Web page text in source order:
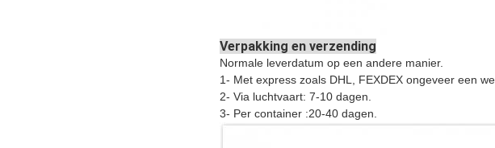
Verpakking en verzending
Normale leverdatum op een andere manier.
1- Met express zoals DHL, FEXDEX ongeveer een
2- Via luchtvaart: 7-10 dagen.
3- Per container :20-40 dagen.